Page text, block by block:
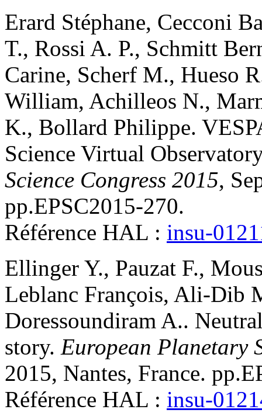
Erard Stéphane, Cecconi
T., Rossi A. P., Schmitt
Carine, Scherf M., Hueso
William, Achilleos N.,
K., Bollard Philippe.
Science Virtual
Science Congress 2015,
pp.EPSC2015-270.
Référence HAL : insu-
Ellinger Y., Pauzat F.,
Leblanc François, Ali-Dib
Doressoundiram A..
story. European Planetary
2015, Nantes, France.
Référence HAL : insu-